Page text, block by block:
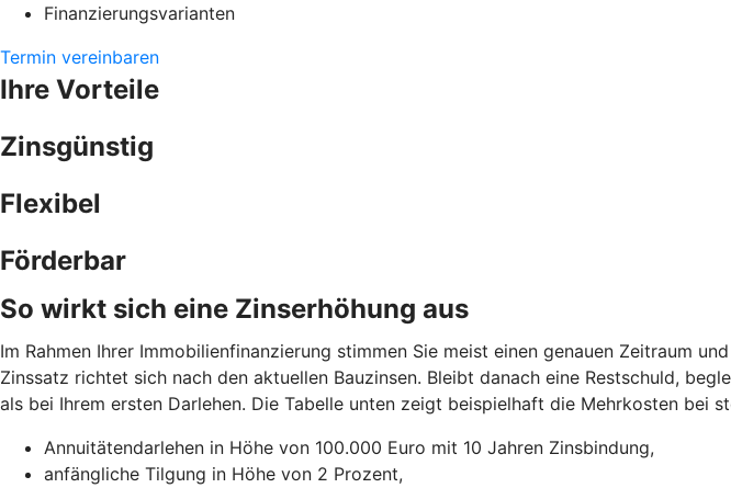
Finanzierungsvarianten
Termin vereinbaren
Ihre Vorteile
Zinsgünstig
Flexibel
Förderbar
So wirkt sich eine Zinserhöhung aus
Im Rahmen Ihrer Immobilienfinanzierung stimmen Sie meist einen genauen Zeitraum
Zinssatz richtet sich nach den aktuellen Bauzinsen. Bleibt danach eine Restschuld,
als bei Ihrem ersten Darlehen. Die Tabelle unten zeigt beispielhaft die Mehrkosten bei
Annuitätendarlehen in Höhe von 100.000 Euro mit 10 Jahren Zinsbindung,
anfängliche Tilgung in Höhe von 2 Prozent,